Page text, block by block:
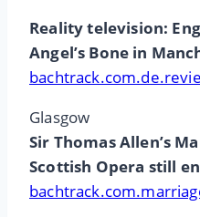
Reality television:
Angel’s Bone in
Glasgow
Sir Thomas Allen’s
Scottish Opera still